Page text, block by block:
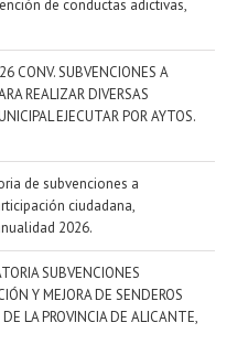
de conductas adictivas,
SUBVENCIONES A
REALIZAR DIVERSAS
EJECUTAR POR AYTOS.
de subvenciones a
ciudadana,
2026.
SUBVENCIONES
Y MEJORA DE SENDEROS
LA PROVINCIA DE ALICANTE,